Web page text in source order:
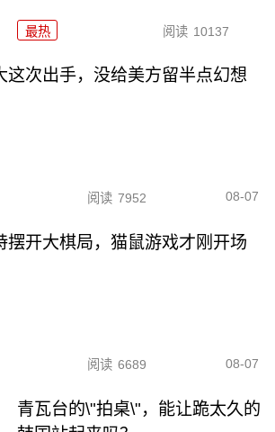
最热 阅读 10137
这次出手，没给美方留半点幻想
阅读 7952 08-07
摆开大棋局，猫鼠游戏才刚开场
阅读 6689 08-07
青瓦台的\"拍桌\"，能让跪太久的